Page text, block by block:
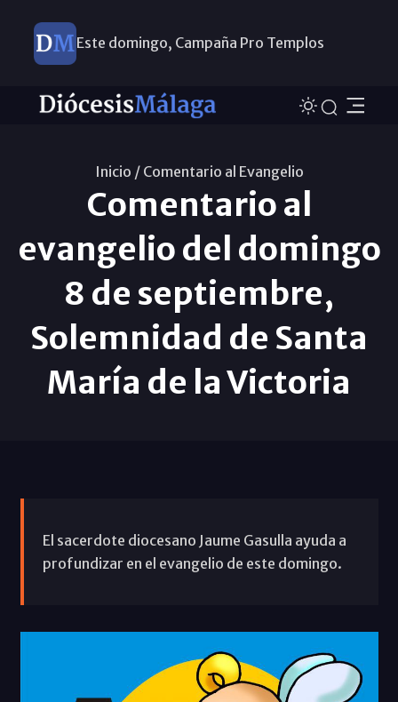
Este domingo, Campaña Pro Templos
Inicio / Comentario al Evangelio
Comentario al
evangelio del domingo
8 de septiembre,
Solemnidad de Santa
María de la Victoria
El sacerdote diocesano Jaume Gasulla ayuda a
profundizar en el evangelio de este domingo.